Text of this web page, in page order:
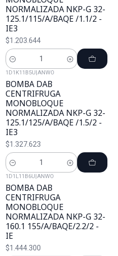
NORMALIZADA NKP-G 32-
125.1/115/A/BAQE /1.1/2 -
IE3
$1.203.644
Cantidad
1D1K11B5U ANWO
BOMBA DAB
CENTRIFRUGA
MONOBLOQUE
NORMALIZADA NKP-G 32-
125.1/125/A/BAQE /1.5/2 -
IE3
$1.327.623
Cantidad
1D1L11B6U ANWO
BOMBA DAB
CENTRIFRUGA
MONOBLOQUE
NORMALIZADA NKP-G 32-
160.1 155/A/BAQE/2.2/2 -
IE
$1.444.300